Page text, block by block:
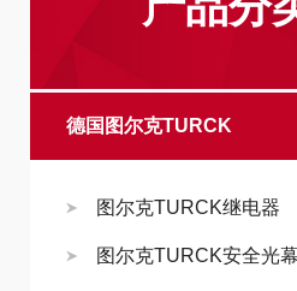
德国图尔克TURCK
图尔克TURCK继电器
图尔克TURCK安全光幕